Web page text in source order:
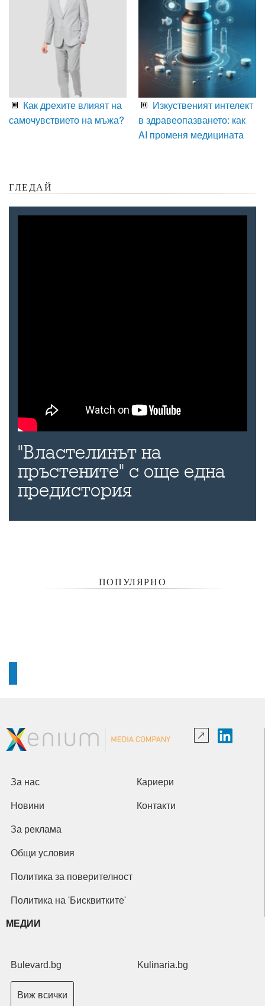
Как дрехите влияят на
самочувствието на мъжа?
Изкуственият интелект
в здравеопазването: как
AI променя медицината
ГЛЕДАЙ
"Властелинът на
пръстените" с още една
предистория
ПОПУЛЯРНО
За нас Кариери
Новини Контакти
За реклама
Общи условия
Политика за поверителност
Политика на 'Бисквитките'
МЕДИИ
Bulevard.bg Kulinaria.bg
Виж всички